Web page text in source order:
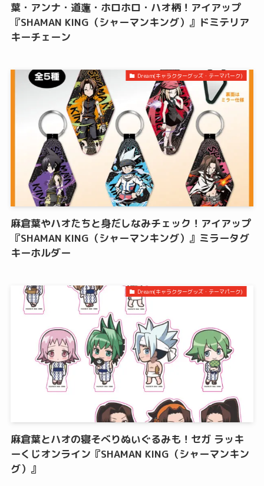
葉・アンナ・道蓮・ホロホロ・ハオ柄！アイアップ
『SHAMAN KING（シャーマンキング）』ドミテリア
キーチェーン
Dream(キャラクターグッズ・テーマパーク)
麻倉葉やハオたちと身だしなみチェック！アイアップ
『SHAMAN KING（シャーマンキング）』ミラータグ
キーホルダー
Dream(キャラクターグッズ・テーマパーク)
麻倉葉とハオの寝そべりぬいぐるみも！セガ ラッキ
ーくじオンライン『SHAMAN KING（シャーマンキン
グ）』